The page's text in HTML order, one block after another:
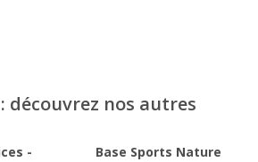
découvrez nos autres
-
Base Sports Nature